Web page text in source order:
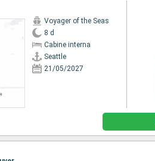
Voyager of the Seas
8 d
Cabine interna
Seattle
21/05/2027